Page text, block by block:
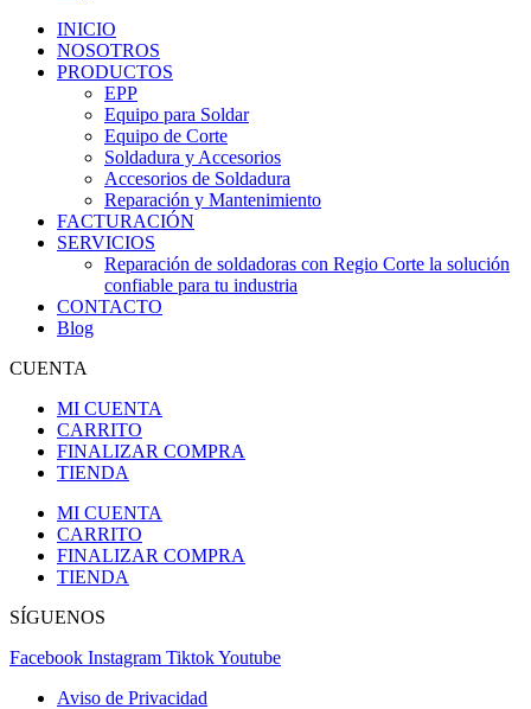
INICIO
NOSOTROS
PRODUCTOS
EPP
Equipo para Soldar
Equipo de Corte
Soldadura y Accesorios
Accesorios de Soldadura
Reparación y Mantenimiento
FACTURACIÓN
SERVICIOS
Reparación de soldadoras con Regio Corte la solución
confiable para tu industria
CONTACTO
Blog
CUENTA
MI CUENTA
CARRITO
FINALIZAR COMPRA
TIENDA
MI CUENTA
CARRITO
FINALIZAR COMPRA
TIENDA
SÍGUENOS
Facebook Instagram TiktokYoutube
Aviso de Privacidad